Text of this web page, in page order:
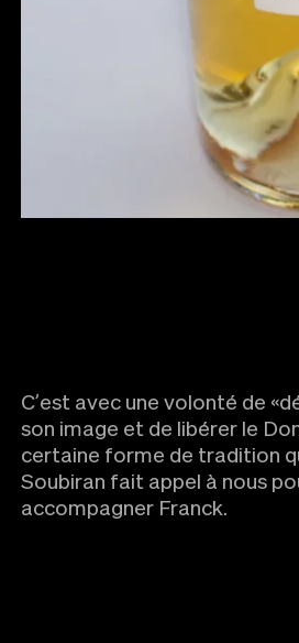
C’est avec une volonté de
son image et de libérer le
certaine forme de tradition
Soubiran fait appel à nous
accompagner Franck.